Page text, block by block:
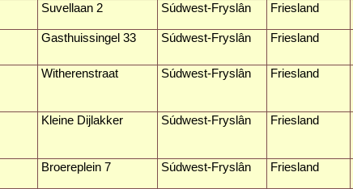
Suvellaan 2 Súdwest-Fryslân Friesland
Gasthuissingel 33 Súdwest-Fryslân Friesland
Witherenstraat Súdwest-Fryslân Friesland
Kleine Dijlakker Súdwest-Fryslân Friesland
Broereplein 7 Súdwest-Fryslân Friesland